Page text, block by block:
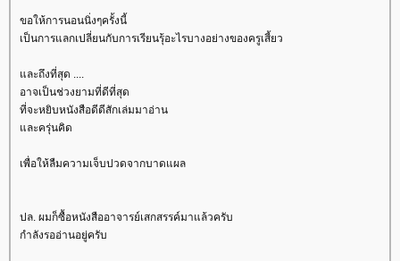
ขอให้การนอนนิ่งๆครั้งนี้
เป็นการแลกเปลี่ยนกับการเรียนรุ้อะไรบางอย่างของครูเสี้ยว
ละถึงที่สุด ....
อาจเป็นช่วงยามที่ดีที่สุด
ที่จะหยิบหนังสือดีดีสักเล่มมาอ่าน
ละครุ่นคิด
เพื่อให้ลืมความเจ็บปวดจากบาดแผล
ปล. ผมก็ซื้อหนังสืออาจารย์เสกสรรค์มาแล้วครับ
กำลังรออ่านอยู่ครับ